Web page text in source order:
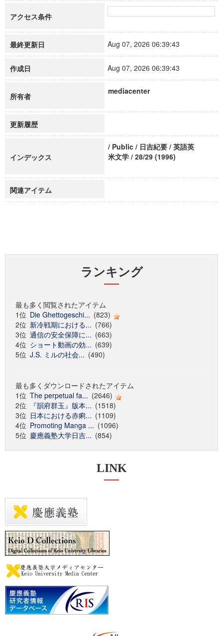
アクセス条件
最終更新日 Aug 07, 2026 06:39:43
作成日 Aug 07, 2026 06:39:43
所有者
mediacenter
更新履歴
インデックス
/ Public / 日吉紀要 / 英語英
米文学 / 28/29 (1996)
関連アイテム
ランキング
最も多く閲覧されたアイテム
1位 Die Ghettogeschi... (823)
2位 新冷戦期における... (766)
3位 通信の安全保障に... (663)
4位 ショート動画の効... (639)
5位 J.S. ミルの社会... (490)
最も多くダウンロードされたアイテム
1位 The perpetual fa... (2646)
2位
『韻府群玉』版本... (1518)
3位 日本における赤痢... (1109)
4位 Promoting Manga ... (1096)
5位 慶應義塾大学日吉... (854)
LINK